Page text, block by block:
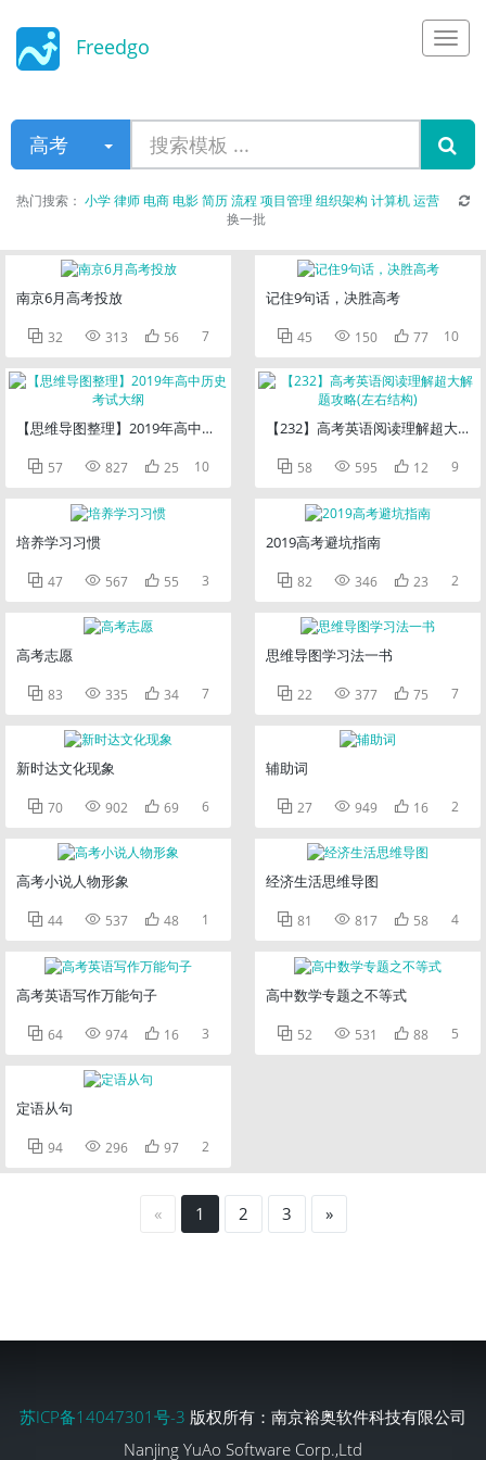
Freedgo
高考
热门搜索： 小学律师电商电影简历流程 项目管理 组织架构 计算机运营
换一批
南京6月高考投放
 32  313  56 7
【思维导图整理】2019年高中历史考试大纲
 57  827  25 10
培养学习习惯
 47  567  55 3
高考志愿
 83  335  34 7
新时达文化现象
 70  902  69 6
高考小说人物形象
 44  537  48 1
高考英语写作万能句子
 64  974  16 3
定语从句
 94  296  97 2
记住9句话，决胜高考
 45  150  77 10
【232】高考英语阅读理解超大解
 58  595  12 9
2019高考避坑指南
 82  346  23 2
思维导图学习法一书
 22  377  75 7
辅助词
 27  949  16 2
经济生活思维导图
 81  817  58 4
高中数学专题之不等式
 52  531  88 5
« 1 2 3 »
苏ICP备14047301号-3 版权所有：南京裕奥软件科技有限公司
Nanjing YuAo Software Corp.,Ltd